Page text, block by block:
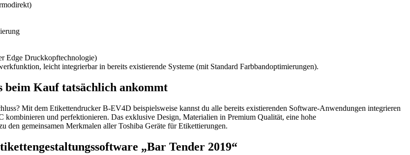
Edge Druckkopftechnologie)
leicht integrierbar in bereits existierende Systeme (mit Standard Farbbandoptimierungen).
beim Kauf tatsächlich ankommt
Mit dem Etikettendrucker B-EV4D beispielsweise kannst du alle bereits existierenden Software-Anwendungen integrieren
und perfektionieren. Das exklusive Design, Materialien in Premium Qualität, eine hohe
den gemeinsamen Merkmalen aller Toshiba Geräte für Etikettierungen.
„Bar Tender 2019“